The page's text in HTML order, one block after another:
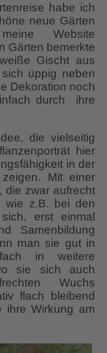
habe ich
neue Gärten
Website
Gärten bemerkte
Gischt aus
üppig neben
Dekoration noch
durch ihre
die vielseitig
hier
in der
Mit einer
die zwar aufrecht
wie z.B. bei den
erst einmal
Samenbildung
man sie gut in
in weitere
sie sich auch
Wuchs
flach bleibend
ihre Wirkung am